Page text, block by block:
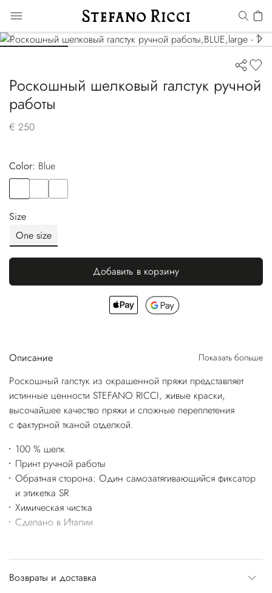
Роскошный шелковый галстук ручной
работы
€ 250
Color:
blue
Size
One size
Добавить в корзину
Описание Показать больше
Роскошный галстук из окрашенной пряжи представляет
истинные ценности STEFANO RICCI, живые краски,
высочайшее качество пряжи и сложные переплетения
с фактурной тканой отделкой.
100 % шелк
Принт ручной работы
Обратная сторона: Один самозатягивающийся фиксатор
и этикетка SR
Химическая чистка
Сделано в Италии
Возвраты и доставка